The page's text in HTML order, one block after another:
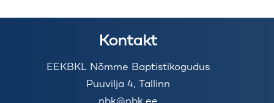
Kontakt
EEKBKL Nõmme Baptistikogudus
Puuvilja 4, Tallinn